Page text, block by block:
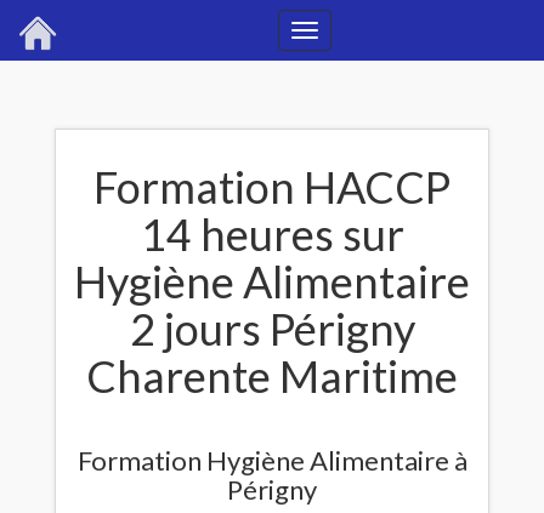
Toggle
Formation HACCP
14 heures sur
Hygiène Alimentaire
2 jours Périgny
Charente Maritime
Formation Hygiène Alimentaire à
Périgny